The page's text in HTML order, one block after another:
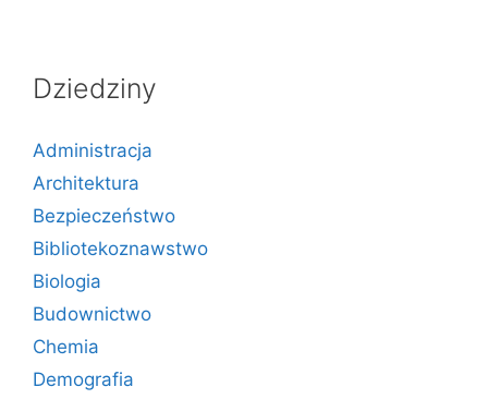
Dziedziny
Administracja
Architektura
Bezpieczeństwo
Bibliotekoznawstwo
Biologia
Budownictwo
Chemia
Demografia